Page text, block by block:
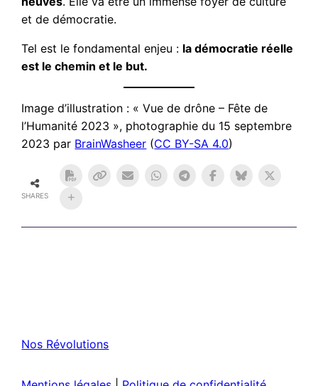
et de démocratie.
Tel est le fondamental enjeu : la démocratie réelle
est le chemin et le but.
Image d’illustration : « Vue de drône – Fête de
l’Humanité 2023 », photographie du 15 septembre
2023 par BrainWasheer (CC BY-SA 4.0)
SHARES
Nos Révolutions